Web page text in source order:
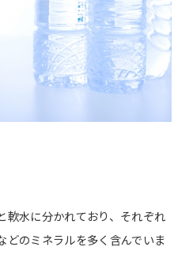
軟水に分かれており、それぞれ
どのミネラルを多く含んでいま